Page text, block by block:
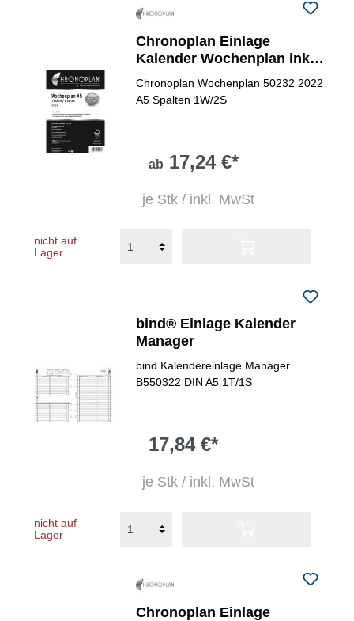
Chronoplan Einlage
Kalender Wochenplan inkl.
Jahresplan
Chronoplan Wochenplan 50232 2022
A5 Spalten 1W/2S
ab 17,24 €*
je Stk / inkl. MwSt
nicht auf
Lager
bind® Einlage Kalender
Manager
bind Kalendereinlage Manager
B550322 DIN A5 1T/1S
17,84 €*
je Stk / inkl. MwSt
nicht auf
Lager
Chronoplan Einlage